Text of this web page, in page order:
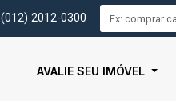
(012) 2012-0300
AVALIE SEU IMÓVEL